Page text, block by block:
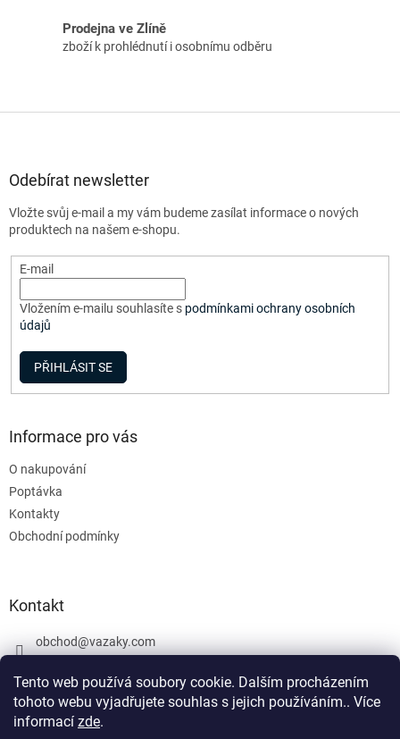
Tento web používá soubory cookie. Dalším procházením
tohoto webu vyjadřujete souhlas s jejich používáním.. Více
informací zde.
Prodejna ve Zlíně
zboží k prohlédnutí i osobnímu odběru
Odebírat newsletter
Vložte svůj e-mail a my vám budeme zasílat informace o nových
produktech na našem e-shopu.
E-mail
Vložením e-mailu souhlasíte s podmínkami ochrany osobních
údajů
PŘIHLÁSIT SE
Informace pro vás
O nakupování
Poptávka
Kontakty
Obchodní podmínky
Kontakt
obchod@vazaky.com